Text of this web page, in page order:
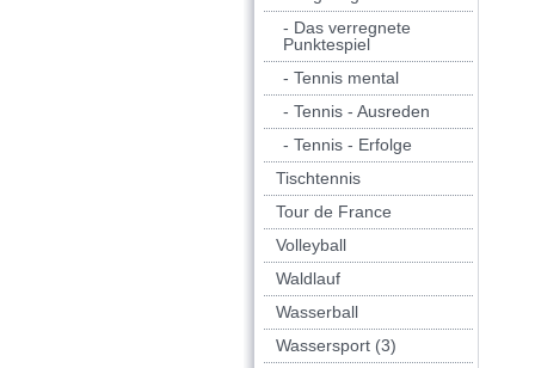
- Das verregnete
Punktespiel
- Tennis mental
- Tennis - Ausreden
- Tennis - Erfolge
Tischtennis
Tour de France
Volleyball
Waldlauf
Wasserball
Wassersport (3)